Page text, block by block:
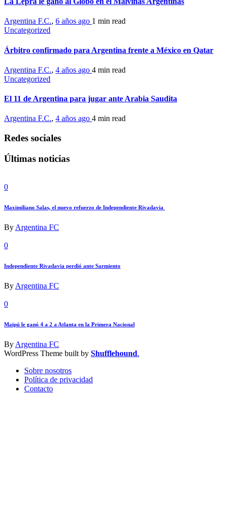
Argentina F.C., 6 años ago 1 min read
Uncategorized
Árbitro confirmado para Argentina frente a México en Qatar
Argentina F.C., 4 años ago 4 min read
Uncategorized
El 11 de Argentina para jugar ante Arabia Saudita
Argentina F.C., 4 años ago 4 min read
Redes sociales
Últimas noticias
0
Maximiliano Salas, el nuevo refuerzo de Independiente Rivadavia
By Argentina FC
0
Independiente Rivadavia perdió ante Sarmiento
By Argentina FC
0
Maipú le ganó 4 a 2 a Atlanta en la Primera Nacional
By Argentina FC
WordPress Theme built by Shufflehound.
Sobre nosotros
Política de privacidad
Contacto